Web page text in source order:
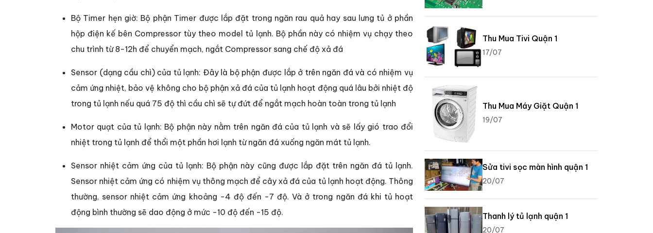
Bộ Timer hẹn giờ: Bộ phận Timer được lắp đặt trong ngăn rau quả hay sau lưng tủ ở phần
hộp điện kế bên Compressor tùy theo model tủ lạnh. Bộ phần này có nhiệm vụ chạy theo
chu trình từ 8-12h để chuyển mạch, ngắt Compressor sang chế độ xả đá
Sensor (dạng cầu chì) của tủ lạnh: Đây là bộ phận được lắp ở trên ngăn đá và có nhiệm vụ
cảm ứng nhiệt, bảo vệ không cho bộ phận xả đá của tủ lạnh hoạt động quá lâu bởi nhiệt độ
trong tủ lạnh nếu quá 75 độ thì cầu chì sẽ tự đứt để ngắt mạch hoàn toàn trong tủ lạnh
Motor quạt của tủ lạnh: Bộ phận này nằm trên ngăn đá của tủ lạnh và sẽ lấy gió trao đổi
nhiệt trong tủ lạnh để thổi một phần hơi lạnh từ ngăn đá xuống ngăn mát tủ lạnh.
Sensor nhiệt cảm ứng của tủ lạnh: Bộ phận này cũng được lắp đặt trên ngăn đá tủ lạnh.
Sensor nhiệt cảm ứng có nhiệm vụ thông mạch để cây xả đá của tủ lạnh hoạt động. Thông
thường, sensor nhiệt cảm ứng khoảng -4 độ đến -7 độ. Và ở trong ngăn đá khi tủ hoạt
động bình thường sẽ dao động ở mức -10 độ đến -15 độ.
Thu Mua Tivi Quận 1
17/07
Thu Mua Máy Giặt Quận 1
19/07
Sửa tivi sọc màn hình quận 1
20/07
Thanh lý tủ lạnh quận 1
20/07